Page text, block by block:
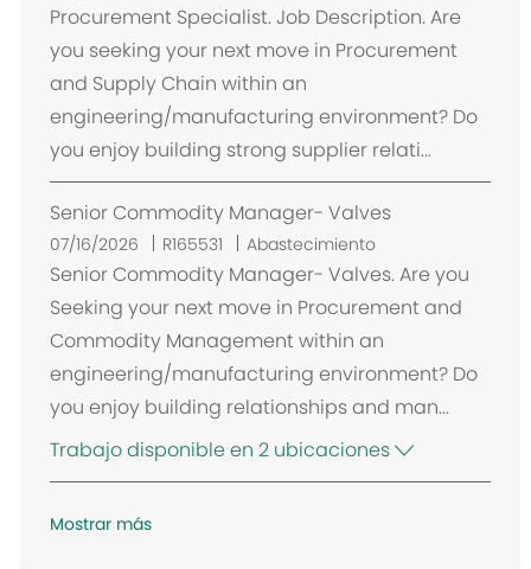
i
c
a
i
ó
n
Procurement Specialist. Job Description. Are
you seeking your next move in Procurement
and Supply Chain within an
engineering/manufacturing environment? Do
you enjoy building strong supplier relati...
Senior Commodity Manager- Valves
07/16/2026 R165531 Abastecimiento
Senior Commodity Manager- Valves. Are you
Seeking your next move in Procurement and
Commodity Management within an
engineering/manufacturing environment? Do
you enjoy building relationships and man...
Trabajo disponible en 2 ubicaciones
Mostrar más